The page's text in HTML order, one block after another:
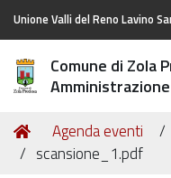
Unione Valli del Reno Lavino
Comune di Zola
Tu
sei
Home
Agenda eventi
scansione_1.pdf